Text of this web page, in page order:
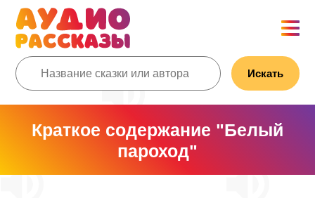
Искать
Краткое содержание "Белый
пароход"